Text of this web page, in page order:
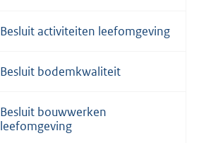
Besluit activiteiten leefomgeving
Besluit bodemkwaliteit
Besluit bouwwerken
leefomgeving